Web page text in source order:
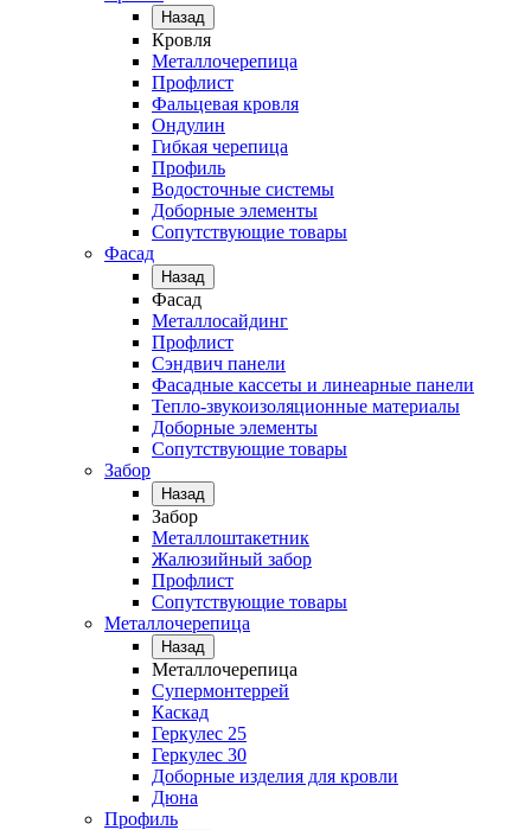
Назад
Кровля
Металлочерепица
Профлист
Фальцевая кровля
Ондулин
Гибкая черепица
Профиль
Водосточные системы
Доборные элементы
Сопутствующие товары
Фасад
Назад
Фасад
Металлосайдинг
Профлист
Сэндвич панели
Фасадные кассеты и линеарные панели
Тепло-звукоизоляционные материалы
Доборные элементы
Сопутствующие товары
Забор
Назад
Забор
Металлоштакетник
Жалюзийный забор
Профлист
Сопутствующие товары
Металлочерепица
Назад
Металлочерепица
Супермонтеррей
Каскад
Геркулес 25
Геркулес 30
Доборные изделия для кровли
Дюна
Профиль